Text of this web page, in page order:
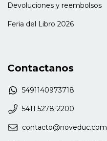
Devoluciones y reembolsos
Feria del Libro 2026
Contactanos
5491140973718
5411 5278-2200
contacto@noveduc.com